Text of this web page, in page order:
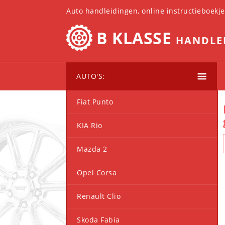
Auto handleidingen, online
B KLASSE
AUTO'S:
Fiat Punto
KIA Rio
Mazda 2
Opel Corsa
Renault Clio
Skoda Fabia